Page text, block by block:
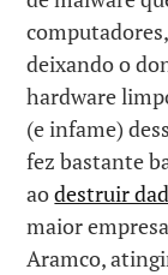
deixando o
hardware
(e infame)
fez bastante
aodestruir
maior
Aramco,